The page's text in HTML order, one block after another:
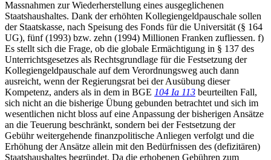
Massnahmen zur Wiederherstellung eines ausgeglichenen
Staatshaushaltes. Dank der erhöhten Kollegiengeldpauschale sollen
der Staatskasse, nach Speisung des Fonds für die Universität (§ 164
UG), fünf (1993) bzw. zehn (1994) Millionen Franken zufliessen. f)
Es stellt sich die Frage, ob die globale Ermächtigung in § 137 des
Unterrichtsgesetzes als Rechtsgrundlage für die Festsetzung der
Kollegiengeldpauschale auf dem Verordnungsweg auch dann
ausreicht, wenn der Regierungsrat bei der Ausübung dieser
Kompetenz, anders als in dem in BGE 104 Ia 113 beurteilten Fall,
sich nicht an die bisherige Übung gebunden betrachtet und sich im
wesentlichen nicht bloss auf eine Anpassung der bisherigen Ansätze
an die Teuerung beschränkt, sondern bei der Festsetzung der
Gebühr weitergehende finanzpolitische Anliegen verfolgt und die
Erhöhung der Ansätze allein mit den Bedürfnissen des (defizitären)
Staatshaushaltes begründet. Da die erhobenen Gebühren zum